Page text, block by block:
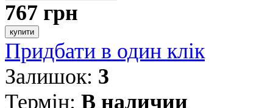
767 грн
купити
Придбати в один клік
Залишок: 3
Термін: В наличии